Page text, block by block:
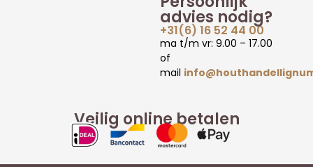
Veilig online betalen
advies nodig?
+31(6) 16 52 44 00
ma t/m vr: 9.00 – 17.00
of
mail